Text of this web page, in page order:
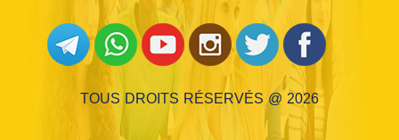
TOUS DROITS RÉSERVÉS @ 2026